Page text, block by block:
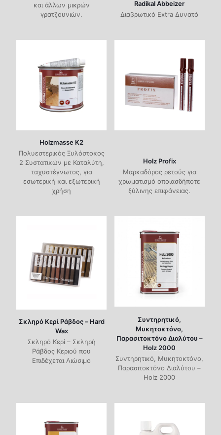
Διαλυτικά
Νερού
Ακρυλικά
Διαλυτικά
Διαλυτικά
Εργαλεία Χειρός
Μυστριά
Πινέλα
Σπάτουλες
Ρολά
Διάφορα
και άλλων μικρών
γρατζουνιών.
Radikal Abbeizer
Διαβρωτικό Extra Δυνατό
Holzmasse K2
Πολυεστερικός Ξυλόστοκος
2 Συστατικών με Καταλύτη,
ταχυστέγνωτος, για
εσωτερική και εξωτερική
χρήση
Holz Profix
Μαρκαδόρος ρετούς για
χρωματισμό οποιασδήποτε
ξύλινης επιφάνειας.
Σκληρό Κερί Ράβδος – Hard
Wax
Σκληρό Κερί – Σκληρή
Ράβδος Κεριού που
Επιδέχεται Λιώσιμο
Συντηρητικό,
Μυκητοκτόνο,
Παρασιτοκτόνο Διαλύτου –
Holz 2000
Συντηρητικό, Μυκητοκτόνο,
Παρασιτοκτόνο Διαλύτου –
Holz 2000